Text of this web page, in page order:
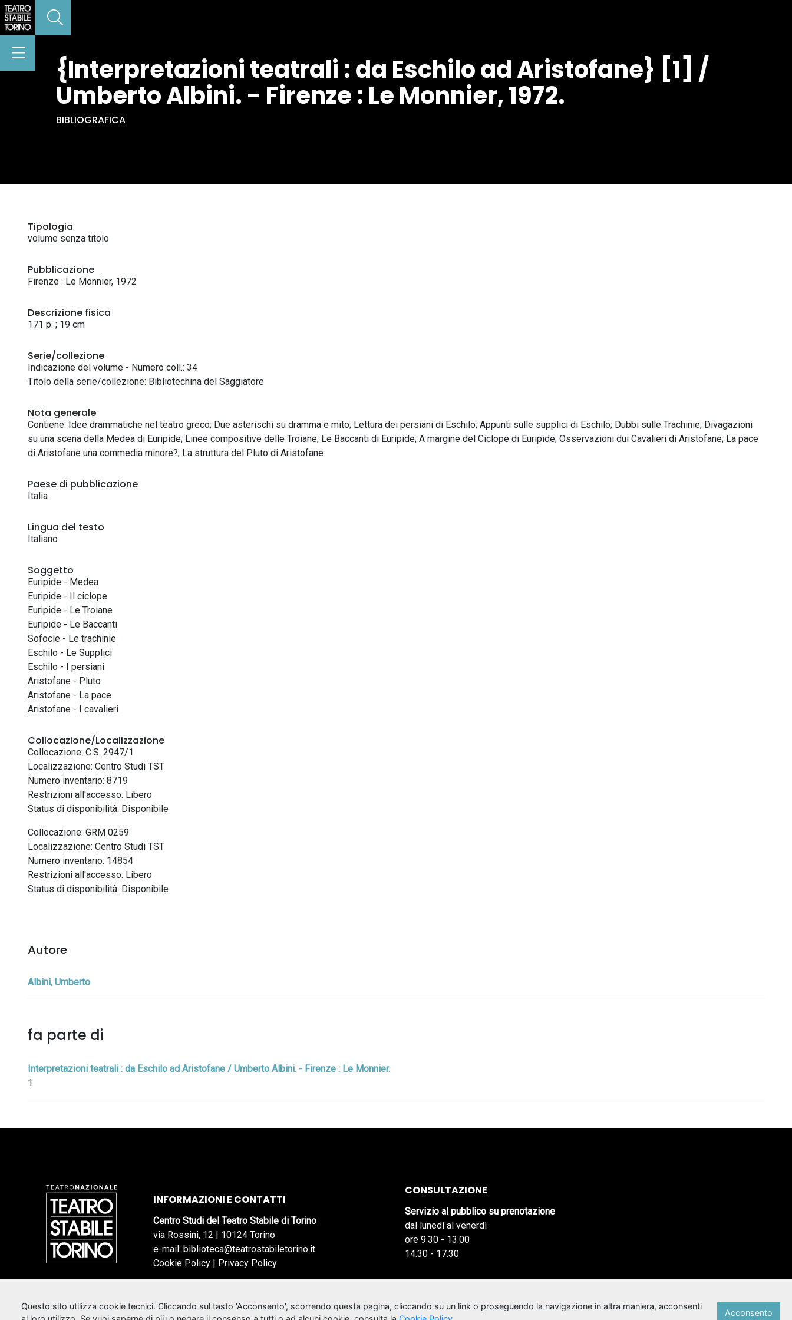
{Interpretazioni teatrali : da Eschilo ad Aristofane} [1] /
Umberto Albini. - Firenze : Le Monnier, 1972.
BIBLIOGRAFICA
Tipologia
volume senza titolo
Pubblicazione
Firenze : Le Monnier, 1972
Descrizione fisica
171 p. ; 19 cm
Serie/collezione
Indicazione del volume - Numero coll.: 34
Titolo della serie/collezione: Bibliotechina del Saggiatore
Nota generale
Contiene: Idee drammatiche nel teatro greco; Due asterischi su dramma e mito; Lettura dei persiani di Eschilo; Appunti sulle supplici di Eschilo; Dubbi sulle Trachinie; Divagazioni
su una scena della Medea di Euripide; Linee compositive delle Troiane; Le Baccanti di Euripide; A margine del Ciclope di Euripide; Osservazioni dui Cavalieri di Aristofane; La pace
di Aristofane una commedia minore?; La struttura del Pluto di Aristofane.
Paese di pubblicazione
Italia
Lingua del testo
Italiano
Soggetto
Euripide - Medea
Euripide - Il ciclope
Euripide - Le Troiane
Euripide - Le Baccanti
Sofocle - Le trachinie
Eschilo - Le Supplici
Eschilo - I persiani
Aristofane - Pluto
Aristofane - La pace
Aristofane - I cavalieri
Collocazione/Localizzazione
Collocazione: C.S. 2947/1
Localizzazione: Centro Studi TST
Numero inventario: 8719
Restrizioni all'accesso: Libero
Status di disponibilità: Disponibile
Collocazione: GRM 0259
Localizzazione: Centro Studi TST
Numero inventario: 14854
Restrizioni all'accesso: Libero
Status di disponibilità: Disponibile
Autore
Albini, Umberto
fa parte di
Interpretazioni teatrali : da Eschilo ad Aristofane / Umberto Albini. - Firenze : Le Monnier.
1
INFORMAZIONI E CONTATTI
Centro Studi del Teatro Stabile di Torino
via Rossini, 12 | 10124 Torino
e-mail: biblioteca@teatrostabiletorino.it
Cookie Policy | Privacy Policy
CONSULTAZIONE
Servizio al pubblico su prenotazione
dal lunedì al venerdì
ore 9.30 - 13.00
14.30 - 17.30
Questo sito utilizza cookie tecnici. Cliccando sul tasto 'Acconsento', scorrendo questa pagina, cliccando su un link o proseguendo la navigazione in altra maniera, acconsenti
Acconsento